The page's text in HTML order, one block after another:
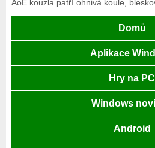
AoE kouzla patří ohnivá koule,
Domů
Aplikace
Hry na PC
Windows
Android